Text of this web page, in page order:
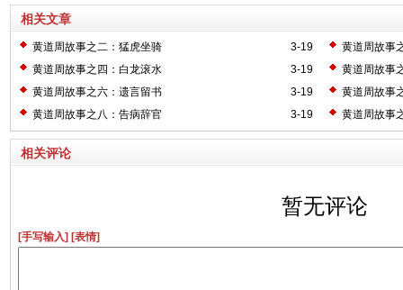
相关文章
3-19
黄道周故事之二：猛虎坐骑
黄道周故事
3-19
黄道周故事之四：白龙滚水
黄道周故事
3-19
黄道周故事之六：遗言留书
黄道周故事
3-19
黄道周故事之八：告病辞官 黄道周故事
相关评论
暂无评论
[手写输入] [表情]